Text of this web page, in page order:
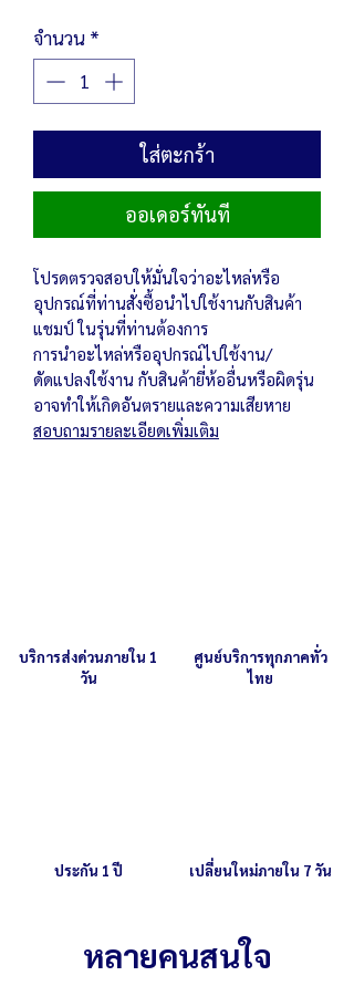
จำนวน *
ใส่ตะกร้า
ออเดอร์ทันที
โปรดตรวจสอบให้มั่นใจว่าอะไหล่หรือ
อุปกรณ์ที่ท่านสั่งซื้อนำไปใช้งานกับสินค้า
แชมป์ ในรุ่นที่ท่านต้องการ
การนำอะไหล่หรืออุปกรณ์ไปใช้งาน/
ดัดแปลงใช้งาน กับสินค้ายี่ห้ออื่นหรือผิดรุ่น
อาจทำให้เกิดอันตรายและความเสียหาย
สอบถามรายละเอียดเพิ่มเติม
บริการส่งด่วนภายใน 1
วัน
ศูนย์บริการทุกภาคทั่ว
ไทย
ประกัน 1 ปี เปลี่ยนใหม่ภายใน 7 วัน
หลายคนสนใจ